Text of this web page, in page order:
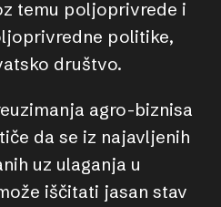
temu poljoprivrede i
politike,
društvo.
agro-biznisa
da se iz najavljenih
uz ulaganja u
iščitati jasan stav